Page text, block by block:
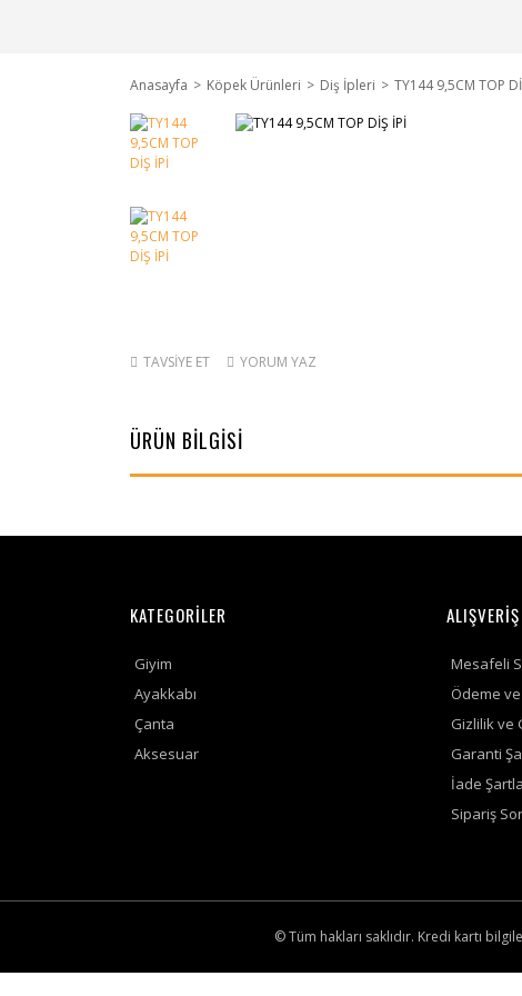
Anasayfa Köpek Ürünleri Diş İpleri TY144 9,5CM TOP
TAVSİYE ET YORUM YAZ
ÜRÜN BİLGİSİ
KATEGORİLER
Giyim
Ayakkabı
Çanta
Aksesuar
ALIŞVERİŞ
Mesafeli
Ödeme
Gizlilik ve
Garanti
İade
Sipariş
© Tüm hakları saklıdır. Kredi kartı